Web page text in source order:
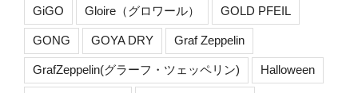
GiGO Gloire（グロワール） GOLD PFEIL
GONG GOYA DRY Graf Zeppelin
GrafZeppelin(グラーフ・ツェッペリン) Halloween